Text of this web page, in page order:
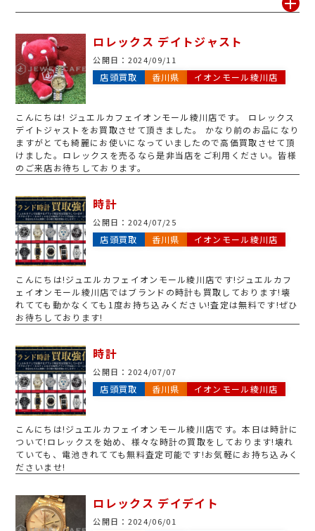
ロレックス デイトジャスト
公開日： 2024/09/11
店頭買取 香川県 イオンモール綾川店
こんにちは! ジュエルカフェイオンモール綾川店です。 ロレックス
デイトジャストをお買取させて頂きました。 かなり前のお品になり
ますがとても綺麗にお使いになっていましたので高価買取させて頂
けました。ロレックスを売るなら是非当店をご利用ください。皆様
のご来店お待ちしております。
時計
公開日： 2024/07/25
店頭買取 香川県 イオンモール綾川店
こんにちは!ジュエルカフェイオンモール綾川店です!ジュエルカフ
ェイオンモール綾川店ではブランドの時計も買取しております!壊
れてても動かなくても1度お持ち込みください!査定は無料です!ぜひ
お待ちしております!
時計
公開日： 2024/07/07
店頭買取 香川県 イオンモール綾川店
こんにちは!ジュエルカフェイオンモール綾川店です。本日は時計に
ついて! ロレックスを始め、様々な時計の買取をしております!壊れ
ていても、電池きれてても無料査定可能です!お気軽にお持ち込みく
ださいませ!
ロレックス デイデイト
公開日： 2024/06/01